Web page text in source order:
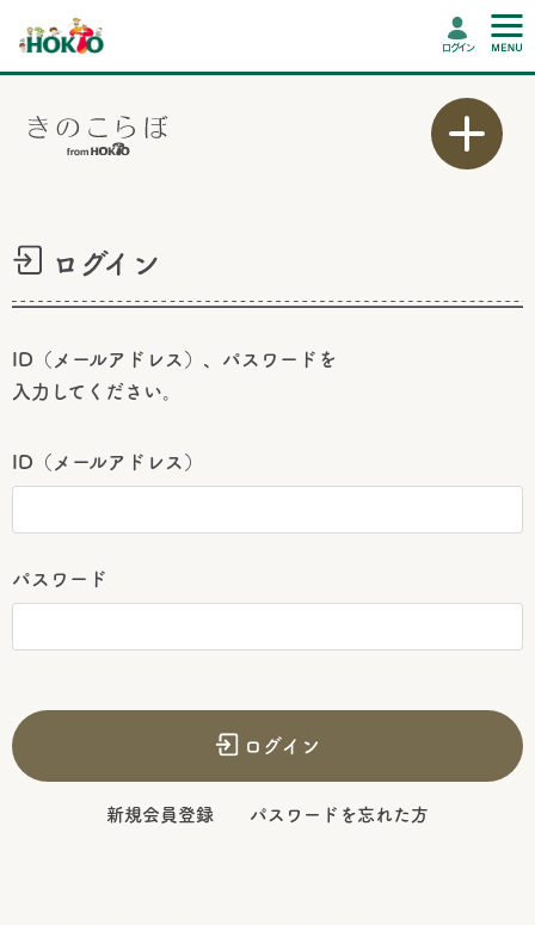
ログイン
ログイン
ID（メールアドレス）、パスワードを
入力してください。
ID（メールアドレス）
パスワード
ログイン
新規会員登録 パスワードを忘れた方